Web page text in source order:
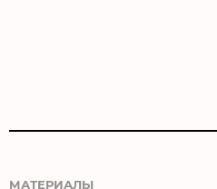
МАТЕРИАЛЫ